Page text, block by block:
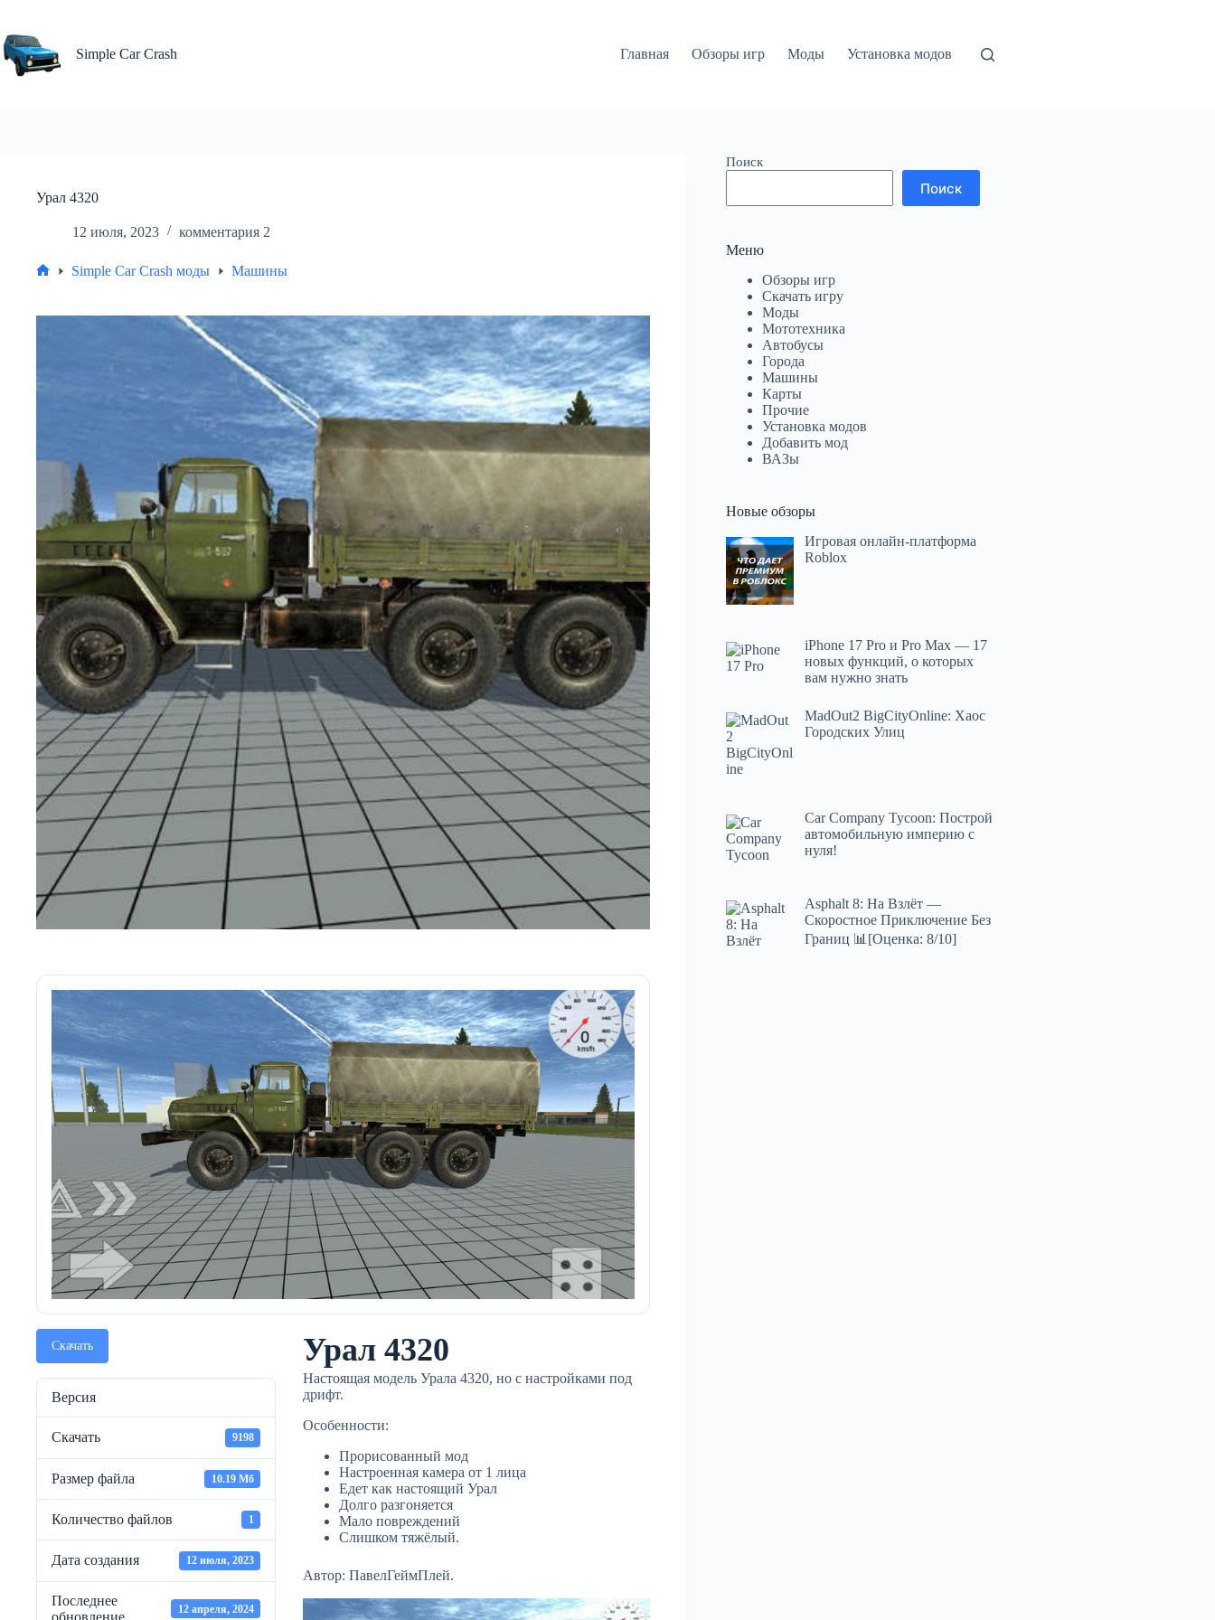
сути
Simple Car Crash
Главная Обзоры игр Моды Установка модов
Урал 4320
12 июля, 2023 комментария 2
Simple Car Crash моды Машины
Скачать
Версия
Скачать 9198
Размер файла 10.19 Мб
Количество файлов 1
Дата создания 12 июля, 2023
Последнее
обновление
12 апреля, 2024
Урал 4320
Настоящая модель Урала 4320, но с настройками под
дрифт.
Особенности:
Прорисованный мод
Настроенная камера от 1 лица
Едет как настоящий Урал
Долго разгоняется
Мало повреждений
Слишком тяжёлый.
Автор: ПавелГеймПлей.
Поиск
Поиск
Меню
Обзоры игр
Скачать игру
Моды
Мототехника
Автобусы
Города
Машины
Карты
Прочие
Установка модов
Добавить мод
ВАЗы
Новые обзоры
Игровая онлайн-платформа
Roblox
iPhone 17 Pro и Pro Max — 17
новых функций, о которых
вам нужно знать
MadOut2 BigCityOnline: Хаос
Городских Улиц
Car Company Tycoon: Построй
автомобильную империю с
нуля!
Asphalt 8: На Взлёт —
Скоростное Приключение Без
Границ 📊[Оценка: 8/10]